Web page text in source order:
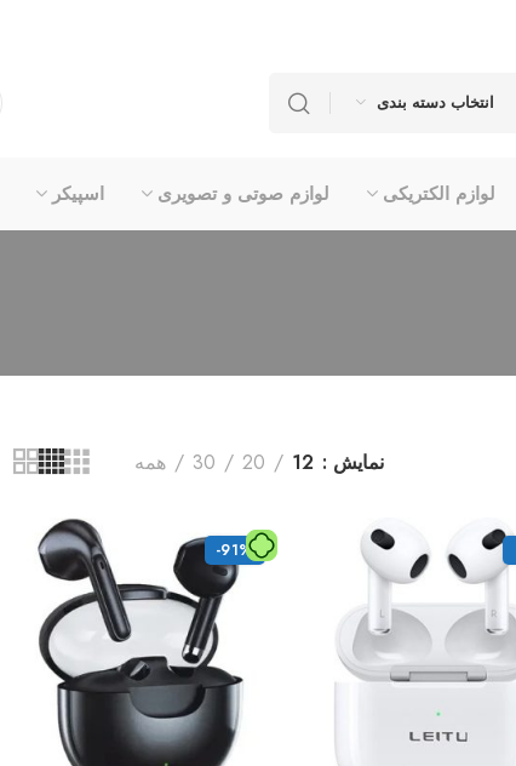
انتخاب دسته بندی
لوازم الکتریکی لوازم صوتی و تصویری اسپیکر
نمایش 12
20
30 همه
-91%